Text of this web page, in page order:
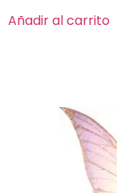
Añadir al carrito